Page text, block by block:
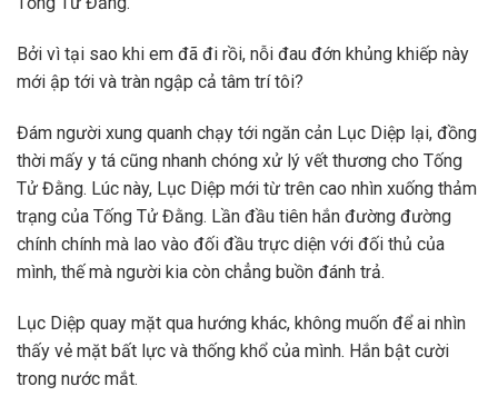
Bởi vì tại sao khi em đã đi rồi, nỗi đau đớn khủng khiếp này
mới ập tới và tràn ngập cả tâm trí tôi?
Đám người xung quanh chạy tới ngăn cản Lục Diệp lại, đồng
thời mấy y tá cũng nhanh chóng xử lý vết thương cho Tống
Tử Đằng. Lúc này, Lục Diệp mới từ trên cao nhìn xuống thảm
trạng của Tống Tử Đằng. Lần đầu tiên hắn đường đường
chính chính mà lao vào đối đầu trực diện với đối thủ của
mình, thế mà người kia còn chẳng buồn đánh trả.
Lục Diệp quay mặt qua hướng khác, không muốn để ai nhìn
thấy vẻ mặt bất lực và thống khổ của mình. Hắn bật cười
trong nước mắt.